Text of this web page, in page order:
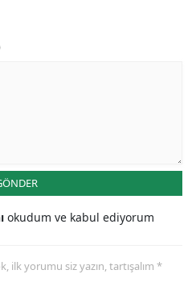
okudum ve kabul ediyorum
ilk yorumu siz yazın, tartışalım *